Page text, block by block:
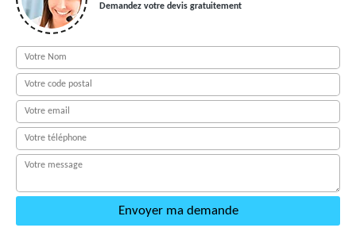
Demandez votre devis gratuitement